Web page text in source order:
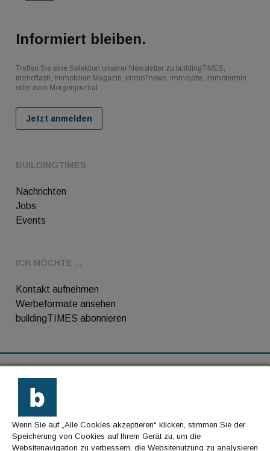
BUILDINGTIMES
Nachrichten
Jobs
Events
ICH MÖCHTE ...
Kontakt aufnehmen
Werbeformate ansehen
buildingTIMES abonnieren
Informiert bleiben.
Treffen Sie eine Selektion unserer Newsletter zu buildingTIMES,
immoflash, Immobilien Magazin, immo7news, immojobs, immotermin
oder dem Morgenjournal
Jetzt anmelden
Kontakt
Impressum
Datenschutz
Wenn Sie auf „Alle Cookies akzeptieren“ klicken, stimmen Sie der
Speicherung von Cookies auf Ihrem Gerät zu, um die
Websitenavigation zu verbessern, die Websitenutzung zu analysieren